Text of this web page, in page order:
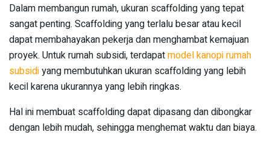
Dalam membangun rumah, ukuran scaffolding yang tepat
sangat penting. Scaffolding yang terlalu besar atau kecil
dapat membahayakan pekerja dan menghambat kemajuan
proyek. Untuk rumah subsidi, terdapatmodel kanopi rumah
subsidiyang membutuhkan ukuran scaffolding yang lebih
kecil karena ukurannya yang lebih ringkas.
Hal ini membuat scaffolding dapat dipasang dan dibongkar
dengan lebih mudah, sehingga menghemat waktu dan biaya.